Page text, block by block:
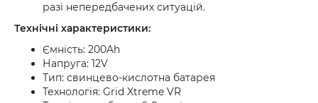
разі непередбачених ситуацій.
Технічні характеристики:
Ємність: 200Ah
Напруга: 12V
Тип: свинцево-кислотна батарея
Технологія: Grid Xtreme VR